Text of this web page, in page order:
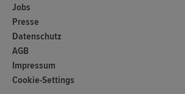
Jobs
Presse
Datenschutz
AGB
Impressum
Cookie-Settings